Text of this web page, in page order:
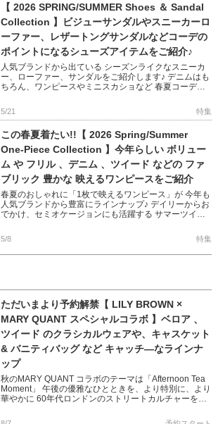
【 2026 SPRING/SUMMER Shoes ＆ Sandal
Collection 】ビジューサンダルやスニーカーロ
ーファー、レザートングサンダルなどコーデの
ポイントになるシューズアイテムをご紹介♪
人気ブランドから出ている シーズンライクなスニーカ
ー、ローファー、サンダルをご紹介します♪ デニムはも
ちろん、ワンピースやミニスカショなど 春夏コーデに
5/21 特集
この春夏着たい!!【 2026 Spring/Summer
One-Piece Collection 】今年らしい ボリュー
ム や フリル 、デニム 、ツイード などの ファ
ブリック 豊かな 映えるワンピースをご紹介
春夏のおしゃれに「1枚で映えるワンピース」が 今年も
人気ブランドから豊富にラインナップ♪ デイリーからお
でかけ、セミオケージョンにも活躍する サマーツイー
5/8 特集
ただいまより予約解禁【 LILY BROWN ×
MARY QUANT スペシャルコラボ 】ベロア 、
ツイード のクラシカルウェアや、キャスケット
& バニティバッグ など キャッチ―なラインナ
ップ
秋のMARY QUANT コラボのテーマは「Afternoon Tea
Moment」 午後の優雅なひとときを、より特別に、より
華やかに 60年代ロンドンのストリートカルチャーを象